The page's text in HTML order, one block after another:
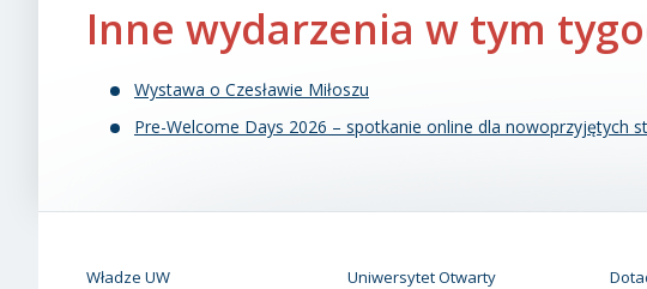
Inne wydarzenia w tym
Wystawa o Czesławie Miłoszu
Pre-Welcome Days 2026 – spotkanie online dla nowoprzyjętych
Władze UW
Uniwersytet Otwarty